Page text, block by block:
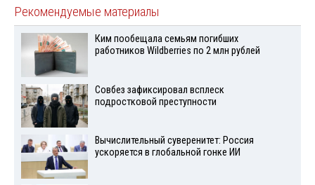
Рекомендуемые материалы
Ким пообещала семьям погибших
работников Wildberries по 2 млн рублей
Совбез зафиксировал всплеск
подростковой преступности
Вычислительный суверенитет: Россия
ускоряется в глобальной гонке ИИ